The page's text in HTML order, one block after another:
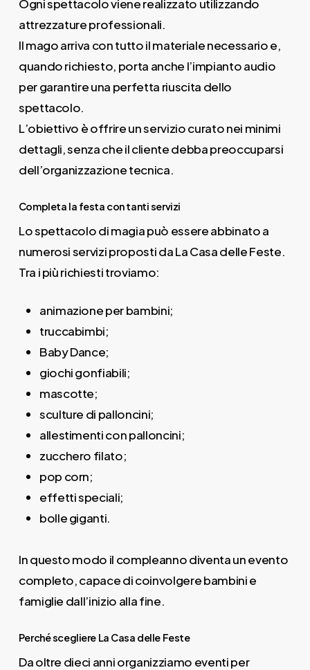
Ogni spettacolo viene realizzato utilizzando
attrezzature professionali.
Il mago arriva con tutto il materiale necessario e,
quando richiesto, porta anche l’impianto audio
per garantire una perfetta riuscita dello
spettacolo.
L’obiettivo è offrire un servizio curato nei minimi
dettagli, senza che il cliente debba preoccuparsi
dell’organizzazione tecnica.
Completa la festa con tanti servizi
Lo spettacolo di magia può essere abbinato a
numerosi servizi proposti da La Casa delle Feste.
Tra i più richiesti troviamo:
animazione per bambini;
truccabimbi;
Baby Dance;
giochi gonfiabili;
mascotte;
sculture di palloncini;
allestimenti con palloncini;
zucchero filato;
pop corn;
effetti speciali;
bolle giganti.
In questo modo il compleanno diventa un evento
completo, capace di coinvolgere bambini e
famiglie dall’inizio alla fine.
Perché scegliere La Casa delle Feste
Da oltre dieci anni organizziamo eventi per